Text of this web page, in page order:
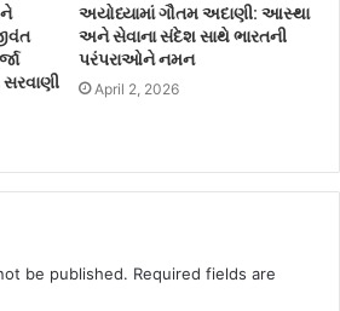
સરવાણી
અયોધ્યામાં ગૌતમ અદાણી: આસ્થા
અને સેવાના સંદેશ સાથે ભારતની
પરંપરાઓને નમન
April 2, 2026
be published. Required fields are